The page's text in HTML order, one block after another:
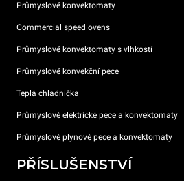
Průmyslové konvektomaty
Commercial speed ovens
Průmyslové konvektomaty s vlhkostí
Průmyslové konvekční pece
Teplá chladnička
Průmyslové elektrické pece a konvektomaty
Průmyslové plynové pece a konvektomaty
PŘÍSLUŠENSTVÍ